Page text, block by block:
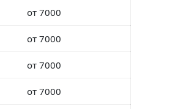
от 7000
от 7000
от 7000
от 7000